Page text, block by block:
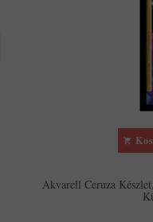
Akvarell Ceruza